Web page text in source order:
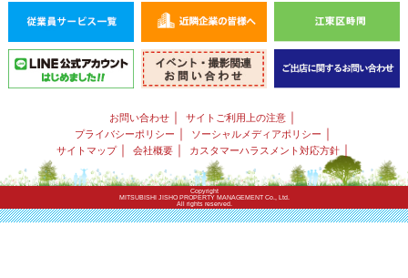
お問い合わせ ｜ サイトご利用上の注意 ｜
プライバシーポリシー ｜ ソーシャルメディアポリシー ｜
サイトマップ｜ 会社概要｜ カスタマーハラスメント対応方針｜
Copyright
MITSUBISHI JISHO PROPERTY MANAGEMENT Co., Ltd.
All rights reserved.